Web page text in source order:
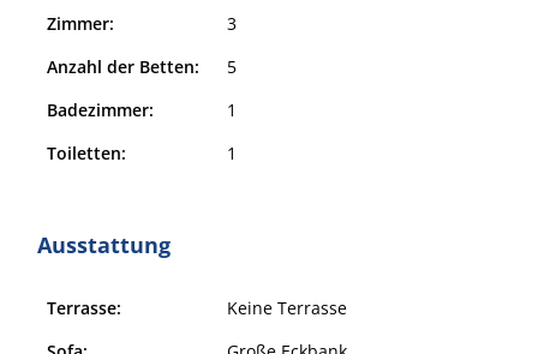
Zimmer:
3
Anzahl der Betten:
5
Badezimmer:
1
Toiletten:
1
Ausstattung
Terrasse:
Keine Terrasse